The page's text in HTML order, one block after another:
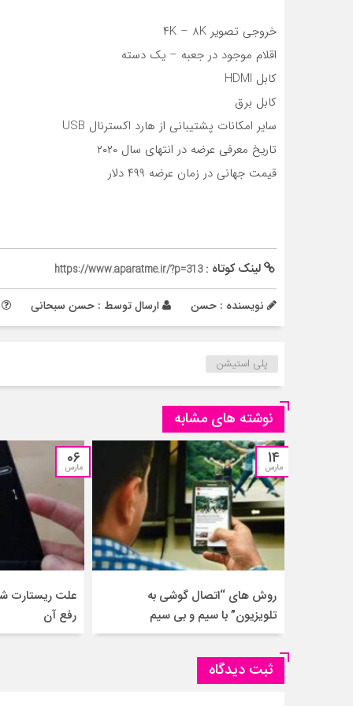
خروجی تصویر ۴K – 8K
اقلام موجود در جعبه – یک دسته
کابل HDMI
کابل برق
سایر امکانات پشتیبانی از هارد اکسترنال USB
تاریخ معرفی عرضه در انتهای سال ۲۰۲۰
قیمت جهانی در زمان عرضه ۴۹۹ دلار
لینک کوتاه :https://www.aparatme.ir/?p=313
نویسنده : حسن ارسال توسط : حسن سبحانی
پلی استیشن
نوشته های مشابه
14
مارس
روش های “اتصال گوشی به
تلویزیون” با سیم و بی سیم
06
مارس
علت ریستارت
رفع آن
ثبت دیدگاه